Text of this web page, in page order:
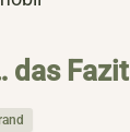
das Fazit